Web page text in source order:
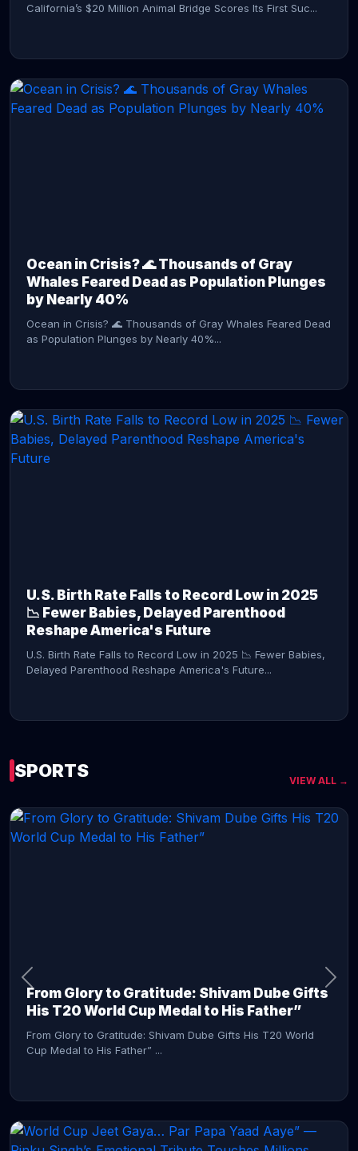
California’s $20 Million Animal Bridge Scores Its First Suc...
Ocean in Crisis? 🌊 Thousands of Gray
Whales Feared Dead as Population Plunges
by Nearly 40%
Ocean in Crisis? 🌊 Thousands of Gray Whales Feared Dead
as Population Plunges by Nearly 40%...
U.S. Birth Rate Falls to Record Low in 2025
📉 Fewer Babies, Delayed Parenthood
Reshape America's Future
U.S. Birth Rate Falls to Record Low in 2025 📉 Fewer Babies,
Delayed Parenthood Reshape America's Future...
SPORTS VIEW ALL →
From Glory to Gratitude: Shivam Dube Gifts
His T20 World Cup Medal to His Father”
From Glory to Gratitude: Shivam Dube Gifts His T20 World
Cup Medal to His Father” ...